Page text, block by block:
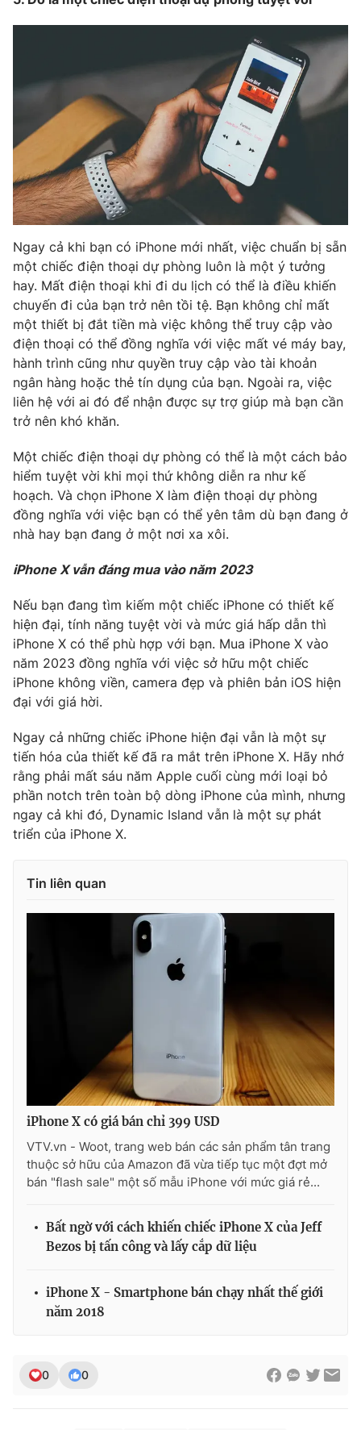
Ngay cả khi bạn có iPhone mới nhất, việc chuẩn bị sẵn
một chiếc điện thoại dự phòng luôn là một ý tưởng
hay. Mất điện thoại khi đi du lịch có thể là điều khiến
chuyến đi của bạn trở nên tồi tệ. Bạn không chỉ mất
một thiết bị đắt tiền mà việc không thể truy cập vào
điện thoại có thể đồng nghĩa với việc mất vé máy bay,
hành trình cũng như quyền truy cập vào tài khoản
ngân hàng hoặc thẻ tín dụng của bạn. Ngoài ra, việc
liên hệ với ai đó để nhận được sự trợ giúp mà bạn cần
trở nên khó khăn.
Một chiếc điện thoại dự phòng có thể là một cách bảo
hiểm tuyệt vời khi mọi thứ không diễn ra như kế
hoạch. Và chọn iPhone X làm điện thoại dự phòng
đồng nghĩa với việc bạn có thể yên tâm dù bạn đang ở
nhà hay bạn đang ở một nơi xa xôi.
iPhone X vẫn đáng mua vào năm 2023
Nếu bạn đang tìm kiếm một chiếc iPhone có thiết kế
hiện đại, tính năng tuyệt vời và mức giá hấp dẫn thì
iPhone X có thể phù hợp với bạn. Mua iPhone X vào
năm 2023 đồng nghĩa với việc sở hữu một chiếc
iPhone không viền, camera đẹp và phiên bản iOS hiện
đại với giá hời.
Ngay cả những chiếc iPhone hiện đại vẫn là một sự
tiến hóa của thiết kế đã ra mắt trên iPhone X. Hãy nhớ
rằng phải mất sáu năm Apple cuối cùng mới loại bỏ
phần notch trên toàn bộ dòng iPhone của mình, nhưng
ngay cả khi đó, Dynamic Island vẫn là một sự phát
triển của iPhone X.
Tin liên quan
iPhone X có giá bán chỉ 399 USD
VTV.vn - Woot, trang web bán các sản phẩm tân trang
thuộc sở hữu của Amazon đã vừa tiếp tục một đợt mở
bán "flash sale" một số mẫu iPhone với mức giá rẻ...
Bất ngờ với cách khiến chiếc iPhone X của Jeff
Bezos bị tấn công và lấy cắp dữ liệu
iPhone X - Smartphone bán chạy nhất thế giới
năm 2018
0 0